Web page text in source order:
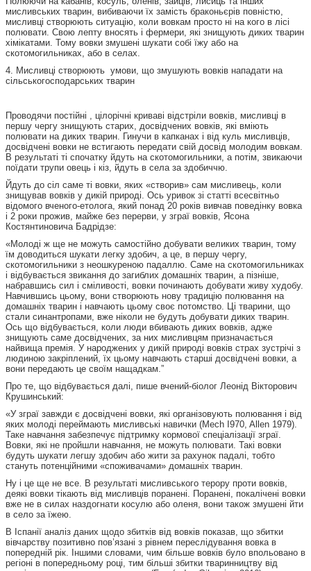
мисливських тварин, вибиваючи їх замість браконьєрів повністю,
мисливці створюють ситуацію, коли вовкам просто ні на кого в лісі
полювати. Свою лепту вносять і фермери, які знищують диких тварин
хімікатами. Тому вовки змушені шукати собі їжу або на
скотомогильниках, або в селах.
4. Мисливці створюють умови, що змушують вовків нападати на
сільськогосподарських тварин
Проводячи постійні , цілорічні криваві відстріли вовків, мисливці в
першу чергу знищують старих, досвідчених вовків, які вміють
полювати на диких тварин. Гинучи в капканах і від куль мисливців,
досвідчені вовки не встигають передати свій досвід молодим вовкам.
В результаті ті спочатку йдуть на скотомогильники, а потім, звикаючи
поїдати трупи овець і кіз, йдуть в села за здобиччю.
Йдуть до сіл саме ті вовки, яких «створив» сам мисливець, коли
знищував вовків у дикій природі. Ось уривок зі статті всесвітньо
відомого вченого-етолога, який понад 20 років вивчав поведінку вовка
і 2 роки прожив, майже без перерви, у зграї вовків, Ясона
Костянтиновича Бадрідзе:
«Молоді ж ще не можуть самостійно добувати великих тварин, тому
їм доводиться шукати легку здобич, а це, в першу чергу,
скотомогильники з неошкуреною падаллю. Саме на скотомогильниках
і відбувається звикання до загиблих домашніх тварин, а пізніше,
набравшись сил і сміливості, вовки починають добувати живу худобу.
Навчившись цьому, вони створюють нову традицію полювання на
домашніх тварин і навчають цьому своє потомство. Ці тварини, що
стали синантропами, вже ніколи не будуть добувати диких тварин.
Ось що відбувається, коли люди вбивають диких вовків, адже
знищують саме досвідчених, за них мисливцям призначається
найвища премія. У народжених у дикій природі вовків страх зустрічі з
людиною закріплений, їх цьому навчають старші досвідчені вовки, а
вони передають це своїм нащадкам.”
Про те, що відбувається далі, пише вчений-біолог Леонід Вікторович
Крушинський:
«У зграї завжди є досвідчені вовки, які організовують полювання і від
яких молоді переймають мисливські навички (Mech I970, Allen 1979).
Таке навчання забезпечує підтримку кормової спеціалізації зграї.
Вовки, які не пройшли навчання, не можуть полювати. Такі вовки
будуть шукати легшу здобич або жити за рахунок падалі, тобто
стануть потенційними «споживачами» домашніх тварин.
Ну і це ще не все. В результаті мисливського терору проти вовків,
деякі вовки тікають від мисливців поранені. Поранені, покалічені вовки
вже не в силах наздогнати косулю або оленя, вони також змушені йти
в село за їжею.
В Іспанії аналіз даних щодо збитків від вовків показав, що збитки
вівчарству позитивно пов’язані з рівнем переслідування вовка в
попередній рік. Іншими словами, чим більше вовків було впольовано в
регіоні в попередньому році, тим більші збитки тваринництву від